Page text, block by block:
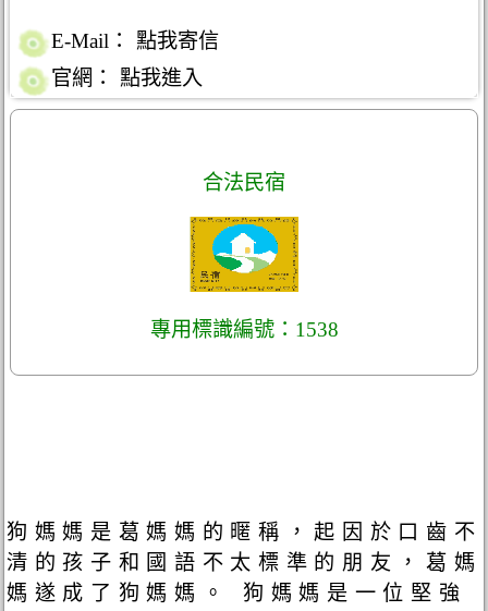
E-Mail：
點我寄信
官網：
點我進入
合法民宿
專用標識編號：1538
狗媽媽是葛媽媽的暱稱，起因於口齒不
清的孩子和國語不太標準的朋友，葛媽
媽遂成了狗媽媽。 狗媽媽是一位堅強